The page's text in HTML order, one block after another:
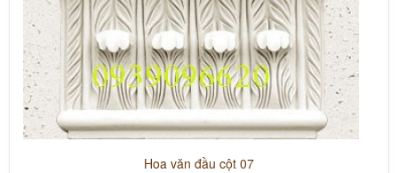
Hoa văn đầu cột 07